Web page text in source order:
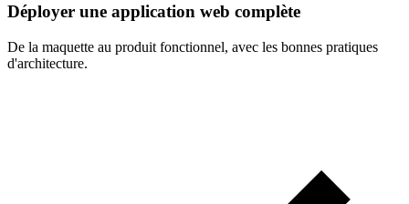
Déployer une application web complète
De la maquette au produit fonctionnel, avec les bonnes pratiques
d'architecture.